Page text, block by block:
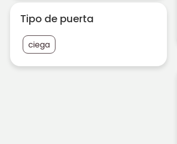
Tipo de puerta
ciega